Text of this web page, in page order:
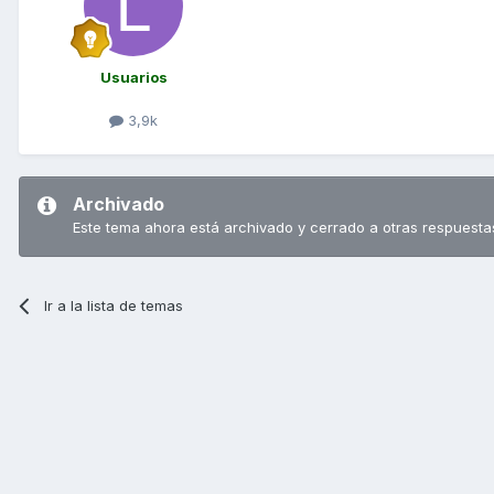
Usuarios
3,9k
Archivado
Este tema ahora está archivado y cerrado a otras
Ir a la lista de temas